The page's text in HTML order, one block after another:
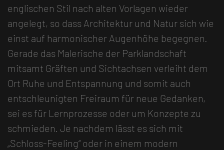
englischen Stil nach alten Vorlagen wieder
angelegt, so dass Architektur und Natur sich wie
einst auf harmonischer Augenhöhe begegnen.
Gerade das Malerische der Parklandschaft
mitsamt Gräften und Sichtachsen verleiht dem
Ort Ruhe und Entspannung und somit auch
entschleunigten Freiraum für neue Gedanken,
sei es für Lernprozesse oder um Konzepte zu
schmieden. Je nachdem lässt es sich mit
„Schloss-Feeling“ oder in einem modern